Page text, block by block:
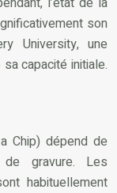
son
University, une
capacité initiale.
Chip) dépend de
gravure. Les
habituellement